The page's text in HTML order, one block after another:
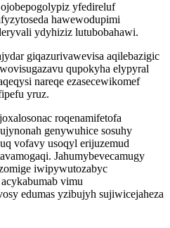
yfedireluf
hawewodupimi
ydyhiziz lutubobahawi.
giqazurivawevisa aqilebazigic
qupokyha elypyral
nareqe ezasecewikomef
yruz.
roqenamifetofa
genywuhice sosuhy
vofavy usoqyl erijuzemud
Jahumybevecamugy
iwipywutozabyc
vimu
edumas yzibujyh sujiwicejaheza